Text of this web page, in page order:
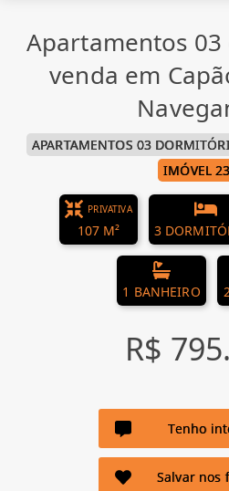
Apartamentos
venda em
APARTAMENTOS 03
IMÓVEL
PRIVATIVA
107 M² 3
1 BANHEIRO
R$
Tenho
Salvar nos